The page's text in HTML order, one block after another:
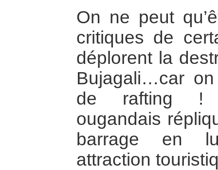
On ne peut
critiques de
déplorent la
Bujagali…car
de rafting !
ougandais
barrage en
attraction